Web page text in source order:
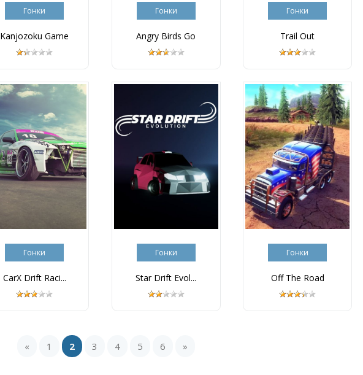
Гонки
Kanjozoku Game
Гонки
Angry Birds Go
Гонки
Trail Out
Гонки
CarX Drift Raci...
Гонки
Star Drift Evol...
Гонки
Off The Road
« 1 2 3 4 5 6 »